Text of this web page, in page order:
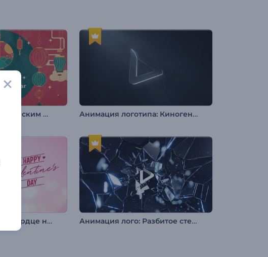
Поздравление с Китайским Новым годом Анимация логотипа: Киногеничный глянец
Заставка: Дымчатое сердце на День св. Валентина Анимация лого: Разбитое стекло